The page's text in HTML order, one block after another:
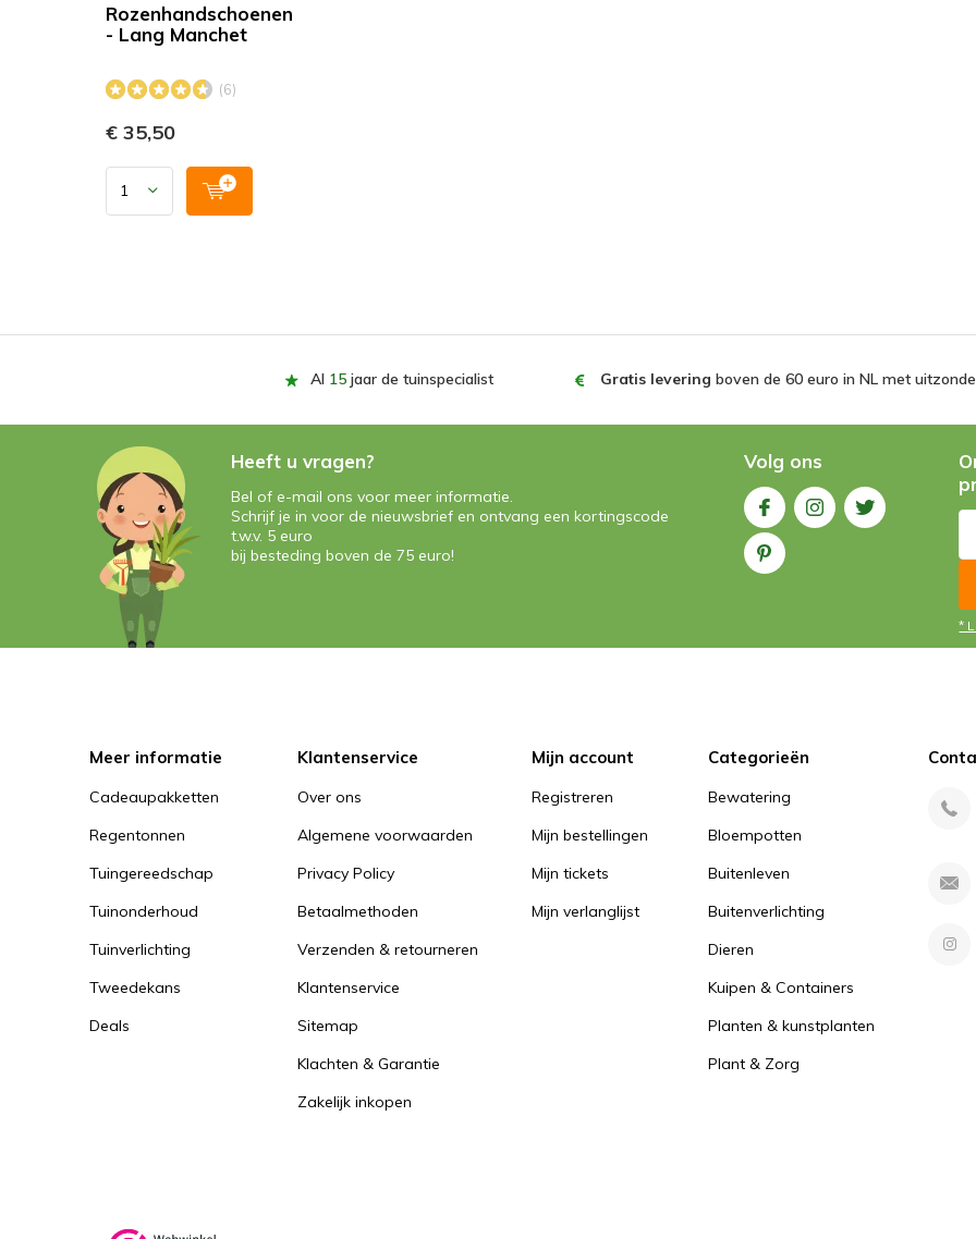
Rozenhandschoenen
- Lang Manchet
(6)
€ 35,50
Al 15 jaar de tuinspecialist Gratis levering boven de 60 euro in NL met
Heeft u vragen?
Bel of e-mail ons voor meer informatie.
Schrijf je in voor de nieuwsbrief en ontvang een kortingscode
t.w.v. 5 euro
bij besteding boven de 75 euro!
Volg ons
*
Meer informatie
Cadeaupakketten
Regentonnen
Tuingereedschap
Tuinonderhoud
Tuinverlichting
Tweedekans
Deals
Klantenservice
Over ons
Algemene voorwaarden
Privacy Policy
Betaalmethoden
Verzenden & retourneren
Klantenservice
Sitemap
Klachten & Garantie
Zakelijk inkopen
Mijn account
Registreren
Mijn bestellingen
Mijn tickets
Mijn verlanglijst
Categorieën
Bewatering
Bloempotten
Buitenleven
Buitenverlichting
Dieren
Kuipen & Containers
Planten & kunstplanten
Plant & Zorg